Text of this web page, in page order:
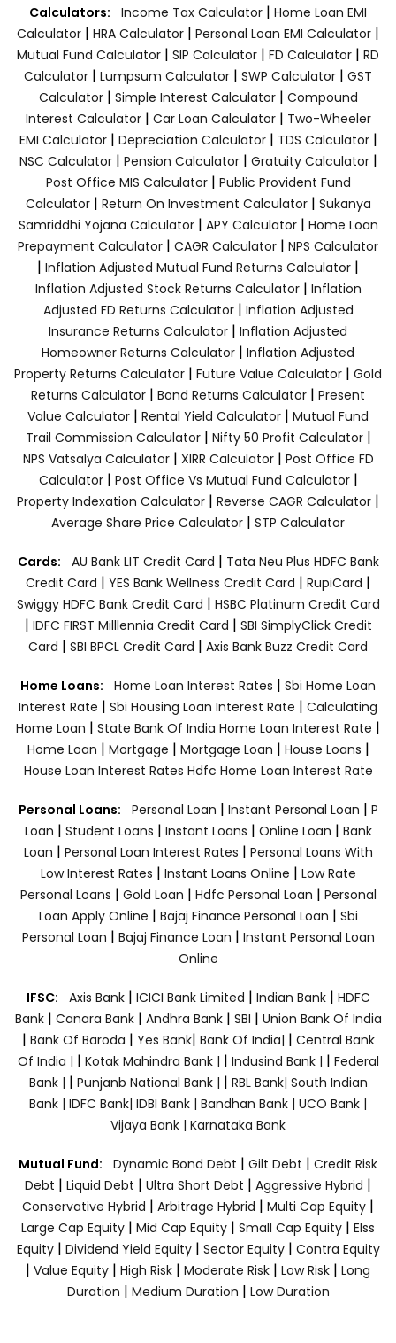
Calculators: Income Tax Calculator | Home Loan EMI
Calculator | HRA Calculator | Personal Loan EMI Calculator |
Mutual Fund Calculator | SIP Calculator | FD Calculator | RD
Calculator | Lumpsum Calculator | SWP Calculator | GST
Calculator| Simple Interest Calculator| Compound
Interest Calculator| Car Loan Calculator| Two-Wheeler
EMI Calculator| Depreciation Calculator| TDS Calculator|
NSC Calculator| Pension Calculator| Gratuity Calculator|
Post Office MIS Calculator| Public Provident Fund
Calculator| Return On Investment Calculator| Sukanya
Samriddhi Yojana Calculator| APY Calculator| Home Loan
Prepayment Calculator | CAGR Calculator | NPS Calculator
| Inflation Adjusted Mutual Fund Returns Calculator |
Inflation Adjusted Stock Returns Calculator| Inflation
Adjusted FD Returns Calculator| Inflation Adjusted
Insurance Returns Calculator | Inflation Adjusted
Homeowner Returns Calculator | Inflation Adjusted
Property Returns Calculator | Future Value Calculator | Gold
Returns Calculator | Bond Returns Calculator | Present
Value Calculator | Rental Yield Calculator | Mutual Fund
Trail Commission Calculator| Nifty 50 Profit Calculator|
NPS Vatsalya Calculator| XIRR Calculator| Post Office FD
Calculator| Post Office Vs Mutual Fund Calculator|
Property Indexation Calculator | Reverse CAGR Calculator |
Average Share Price Calculator | STP Calculator
Cards: AU Bank LIT Credit Card | Tata Neu Plus HDFC Bank
Credit Card | YES Bank Wellness Credit Card | RupiCard |
Swiggy HDFC Bank Credit Card | HSBC Platinum Credit Card
| IDFC FIRST Milllennia Credit Card | SBI SimplyClick Credit
Card | SBI BPCL Credit Card | Axis Bank Buzz Credit Card
Home Loans: Home Loan Interest Rates | Sbi Home Loan
Interest Rate | Sbi Housing Loan Interest Rate | Calculating
Home Loan | State Bank Of India Home Loan Interest Rate |
Home Loan | Mortgage | Mortgage Loan | House Loans |
House Loan Interest Rates Hdfc Home Loan Interest Rate
Personal Loans: Personal Loan | Instant Personal Loan | P
Loan | Student Loans | Instant Loans | Online Loan | Bank
Loan | Personal Loan Interest Rates | Personal Loans With
Low Interest Rates | Instant Loans Online | Low Rate
Personal Loans | Gold Loan | Hdfc Personal Loan | Personal
Loan Apply Online | Bajaj Finance Personal Loan | Sbi
Personal Loan | Bajaj Finance Loan | Instant Personal Loan
Online
IFSC: Axis Bank | ICICI Bank Limited | Indian Bank | HDFC
Bank| Canara Bank | Andhra Bank| SBI | Union Bank Of India
| Bank Of Baroda | Yes Bank| Bank Of India| | Central Bank
Of India | | Kotak Mahindra Bank | | Indusind Bank | | Federal
Bank | | Punjanb National Bank | | RBL Bank| South Indian
Bank | IDFC Bank| IDBI Bank | Bandhan Bank | UCO Bank |
Vijaya Bank | Karnataka Bank
Mutual Fund: Dynamic Bond Debt | Gilt Debt | Credit Risk
Debt | Liquid Debt | Ultra Short Debt | Aggressive Hybrid |
Conservative Hybrid | Arbitrage Hybrid | Multi Cap Equity |
Large Cap Equity | Mid Cap Equity | Small Cap Equity | Elss
Equity| Dividend Yield Equity| Sector Equity | Contra Equity
| Value Equity | High Risk | Moderate Risk | Low Risk | Long
Duration | Medium Duration | Low Duration